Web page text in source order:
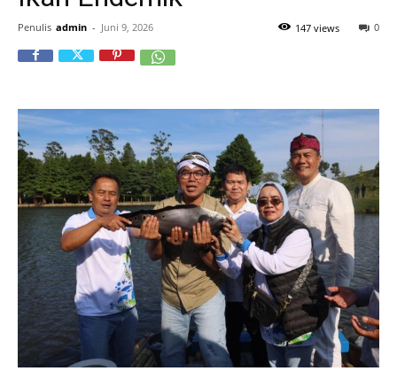
Penulis admin - Juni 9, 2026 0
147 views